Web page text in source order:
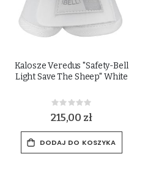
Kalosze Veredus "Safety-Bell
Light Save The Sheep" White
Rating:
0%
215,00 zł
DODAJ DO KOSZYKA